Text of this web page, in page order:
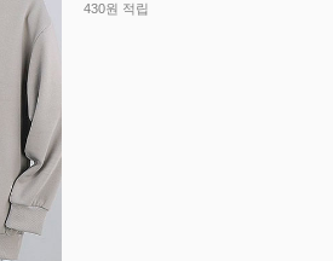
430원 적립